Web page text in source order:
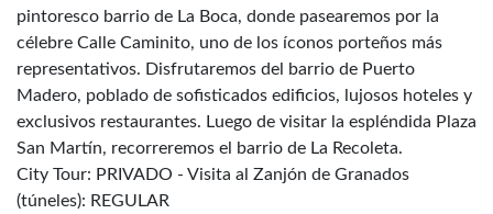
pintoresco barrio de La Boca, donde pasearemos por la
célebre Calle Caminito, uno de los íconos porteños más
representativos. Disfrutaremos del barrio de Puerto
Madero, poblado de sofisticados edificios, lujosos hoteles y
exclusivos restaurantes. Luego de visitar la espléndida Plaza
San Martín, recorreremos el barrio de La Recoleta.
City Tour: PRIVADO - Visita al Zanjón de Granados
(túneles): REGULAR